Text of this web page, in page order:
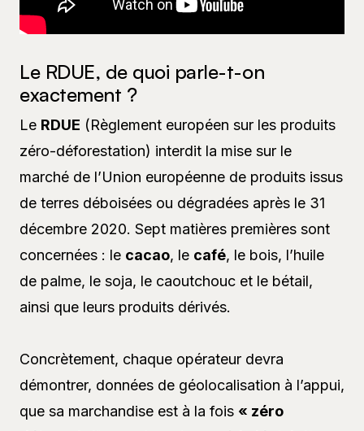
Le RDUE, de quoi parle-t-on
exactement ?
Le RDUE (Règlement européen sur les produits
zéro-déforestation) interdit la mise sur le
marché de l’Union européenne de produits issus
de terres déboisées ou dégradées après le 31
décembre 2020. Sept matières premières sont
concernées : le cacao, le café, le bois, l’huile
de palme, le soja, le caoutchouc et le bétail,
ainsi que leurs produits dérivés.
Concrètement, chaque opérateur devra
démontrer, données de géolocalisation à l’appui,
que sa marchandise est à la fois « zéro